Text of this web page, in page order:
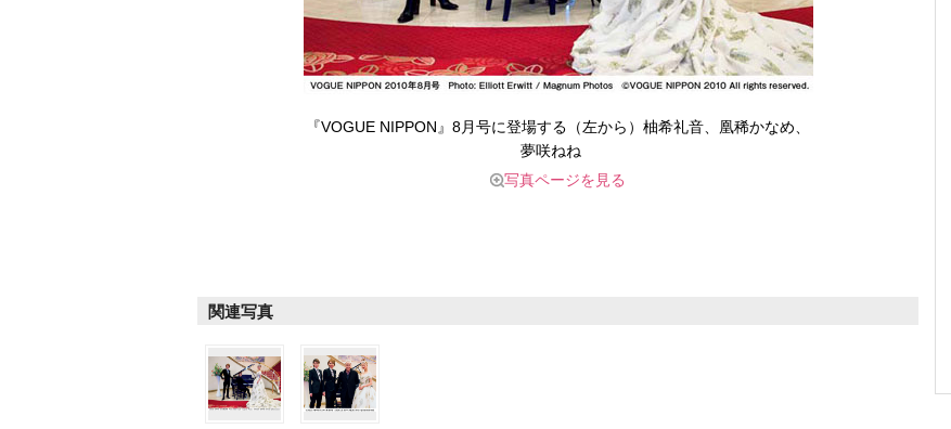
『VOGUE NIPPON』8月号に登場する（左から）柚希礼音、凰稀かなめ、
夢咲ねね
写真ページを見る
関連写真